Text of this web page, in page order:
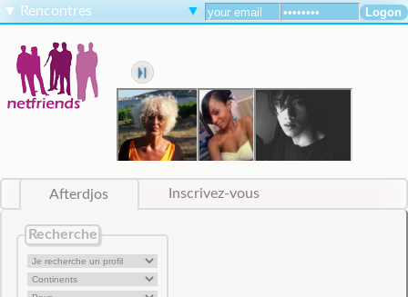
▼ Rencontres ▼
Afterdjos Inscrivez-vous
Recherche